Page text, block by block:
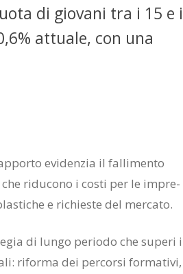
di gio­va­ni tra i 15 e i
at­tua­le, con una
evi­den­zia il fal­li­men­to
ri­du­co­no i co­sti per le im­pre­
e ri­chie­ste del mer­ca­to.
di lun­go pe­rio­do che su­pe­ri i
ri­for­ma dei per­cor­si for­ma­ti­vi,